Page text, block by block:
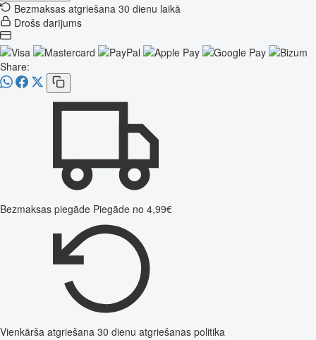
Bezmaksas atgriešana 30 dienu laikā
Drošs darījums
Share:
Bezmaksas piegāde Piegāde no 4,99€
Vienkārša atgriešana 30 dienu atgriešanas politika